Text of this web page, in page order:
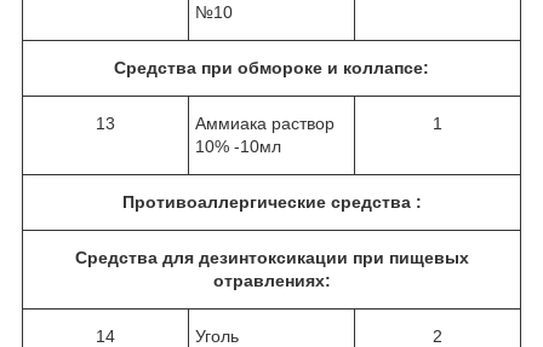
№10
Средства при обмороке и коллапсе:
13
Аммиака раствор
10% -10мл
1
Противоаллергические средства :
Средства для дезинтоксикации при пищевых
отравлениях:
14
Уголь
2